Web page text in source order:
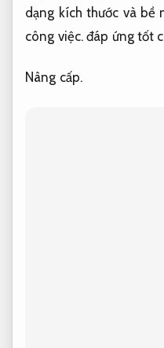
dạng kích thước và bề
công việc. đáp ứng tốt
Nâng cấp.